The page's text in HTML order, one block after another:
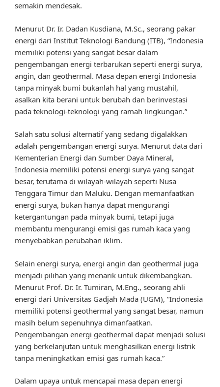
semakin mendesak.
Menurut Dr. Ir. Dadan Kusdiana, M.Sc., seorang pakar
energi dari Institut Teknologi Bandung (ITB), “Indonesia
memiliki potensi yang sangat besar dalam
pengembangan energi terbarukan seperti energi surya,
angin, dan geothermal. Masa depan energi Indonesia
tanpa minyak bumi bukanlah hal yang mustahil,
asalkan kita berani untuk berubah dan berinvestasi
pada teknologi-teknologi yang ramah lingkungan.”
Salah satu solusi alternatif yang sedang digalakkan
adalah pengembangan energi surya. Menurut data dari
Kementerian Energi dan Sumber Daya Mineral,
Indonesia memiliki potensi energi surya yang sangat
besar, terutama di wilayah-wilayah seperti Nusa
Tenggara Timur dan Maluku. Dengan memanfaatkan
energi surya, bukan hanya dapat mengurangi
ketergantungan pada minyak bumi, tetapi juga
membantu mengurangi emisi gas rumah kaca yang
menyebabkan perubahan iklim.
Selain energi surya, energi angin dan geothermal juga
menjadi pilihan yang menarik untuk dikembangkan.
Menurut Prof. Dr. Ir. Tumiran, M.Eng., seorang ahli
energi dari Universitas Gadjah Mada (UGM), “Indonesia
memiliki potensi geothermal yang sangat besar, namun
masih belum sepenuhnya dimanfaatkan.
Pengembangan energi geothermal dapat menjadi solusi
yang berkelanjutan untuk menghasilkan energi listrik
tanpa meningkatkan emisi gas rumah kaca.”
Dalam upaya untuk mencapai masa depan energi